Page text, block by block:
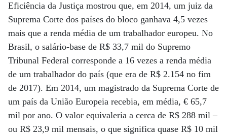
Eficiência da Justiça mostrou que, em 2014, um juiz da
Suprema Corte dos países do bloco ganhava 4,5 vezes
mais que a renda média de um trabalhador europeu. No
Brasil, o salário-base de R$ 33,7 mil do Supremo
Tribunal Federal corresponde a 16 vezes a renda média
de um trabalhador do país (que era de R$ 2.154 no fim
de 2017). Em 2014, um magistrado da Suprema Corte de
um país da União Europeia recebia, em média, € 65,7
mil por ano. O valor equivaleria a cerca de R$ 288 mil –
ou R$ 23,9 mil mensais, o que significa quase R$ 10 mil